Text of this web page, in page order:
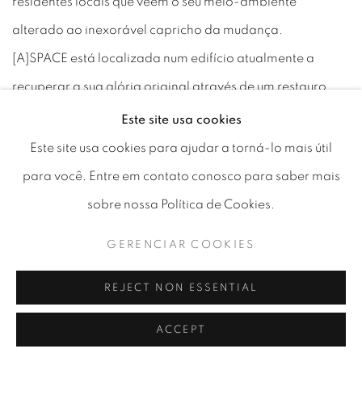
alterado ao inexorável capricho da mudança.
[A]SPACE está localizada num edifício atualmente a
recuperar a sua glória original através de um restauro
que deixará intacto o seu valor histórico. Ninguém sabe
quanto tempo irá demorar, já que o edifício encerra mil
segredos, sendo um deles o facto de ser a mais antiga
muralha de defesa mourisca, em Lisboa, datada do ano
Este site usa cookies
Este site usa cookies para ajudar a torná-lo mais útil
para você. Entre em contato conosco para saber mais
sobre nossa Política de Cookies.
GERENCIAR COOKIES
REJECT NON ESSENTIAL
ACCEPT